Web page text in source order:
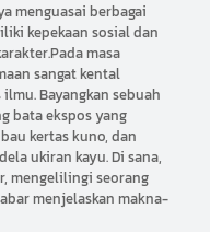
menguasai berbagai
kepekaan sosial dan
masa
sangat kental
Bayangkan sebuah
bata ekspos yang
kertas kuno, dan
ukiran kayu. Di sana,
mengelilingi seorang
menjelaskan makna-